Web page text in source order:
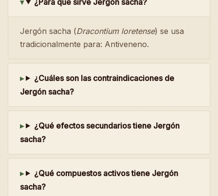
Jergón sacha (Dracontium loretense) se usa
tradicionalmente para: Antiveneno.
¿Cuáles son las contraindicaciones de
Jergón sacha?
¿Qué efectos secundarios tiene Jergón
sacha?
¿Qué compuestos activos tiene Jergón
sacha?